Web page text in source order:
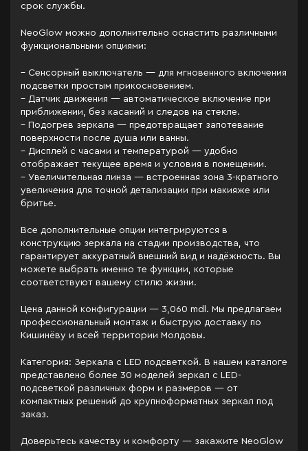
срок службы.
NeoGlow можно дополнительно оснастить различными
функциональными опциями:
– Сенсорный выключатель — для мгновенного включения
подсветки простым прикосновением.
– Датчик движения — автоматическое включение при
приближении, без касаний и следов на стекле.
– Подогрев зеркала — предотвращает запотевание
поверхности после душа или ванны.
– Дисплей с часами и температурой — удобно
отображает текущее время и условия в помещении.
– Увеличительная линза — встроенная зона 3-кратного
увеличения для точной детализации при макияже или
бритье.
Все дополнительные опции интегрируются в
конструкцию зеркала на стадии производства, что
гарантирует аккуратный внешний вид и надёжность. Вы
можете выбрать именно те функции, которые
соответствуют вашему стилю жизни.
Цена данной конфигурации — 3,060 mdl. Мы предлагаем
профессиональный монтаж и быструю доставку по
Кишинёву и всей территории Молдовы.
Категория: Зеркала c LED подсветкой. В нашем каталоге
представлено более 30 моделей зеркал с LED-
подсветкой различных форм и размеров — от
компактных решений до крупноформатных зеркал под
заказ.
Доверьтесь качеству и комфорту — закажите NeoGlow